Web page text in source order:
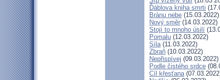
Ďáblova kniha smrti
Bránu nebe (15.03.2022)
Nový směr (14.03.2022)
Stojí to mnoho úsilí
Pomalu (12.03.2022)
Síla(11.03.2022)
Zbraň (10.03.2022)
Nepřispívej (09.03.2022)
Podle čistého srdce
Cíl křesťana